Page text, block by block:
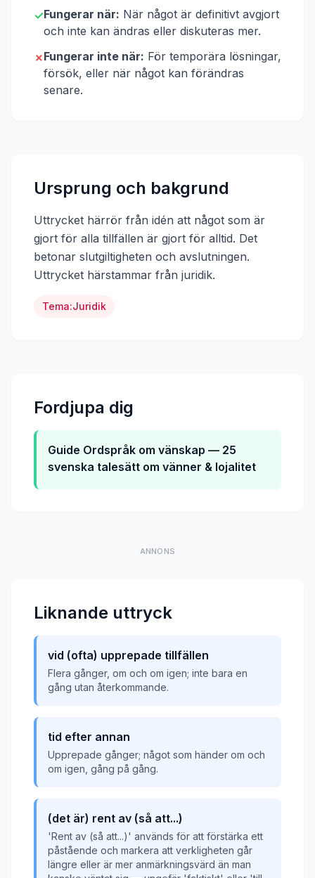
✓Fungerar när: När något är definitivt avgjort
och inte kan ändras eller diskuteras mer.
✗Fungerar inte när: För temporära lösningar,
försök, eller när något kan förändras
senare.
Ursprung och bakgrund
Uttrycket härrör från idén att något som är
gjort för alla tillfällen är gjort för alltid. Det
betonar slutgiltigheten och avslutningen.
Uttrycket härstammar från juridik.
Tema:Juridik
Fordjupa dig
Guide Ordspråk om vänskap — 25
svenska talesätt om vänner & lojalitet
ANNONS
Liknande uttryck
vid (ofta) upprepade tillfällen
Flera gånger, om och om igen; inte bara en
gång utan återkommande.
tid efter annan
Upprepade gånger; något som händer om och
om igen, gång på gång.
(det är) rent av (så att...)
'Rent av (så att...)' används för att förstärka ett
påstående och markera att verkligheten går
längre eller är mer anmärkningsvärd än man